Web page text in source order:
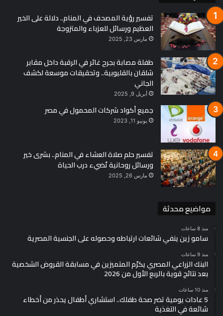
تفسير رؤية المصحف في المنام.. دلالة على الخير
العظيم ورسائل للعزباء والمتزوجة
مارس 23, 2025
طفلة مصابة بجرح غائر في الرقبة داخل مقابر
شلقان بالقليوبية.. وتحقيقات موسعة لكشف
الجاني
أبريل 9, 2025
جميع أكواد شركات المحمول في مصر
يونيو 11, 2023
تفسير حلم صلاة العشاء في المنام.. بشرى خير
ورسائل روحانية تُضيء درب الحياة
مارس 26, 2025
مواضيع محدثة
منذ 8 ساعات
سامو زين ينفي شائعات ارتباطه وحصوله على الجنسية المصرية
منذ 9 ساعات
البنك الزراعي المصري يكرّم المتميزين في مسابقة القروض الشخصية
بعد نتائج قوية بالربع الأول من 2026
منذ 10 ساعات
5 عادات يومية تضر صحة طفلك.. استشاري أطفال يحذر من أخطاء
شائعة في التغذية